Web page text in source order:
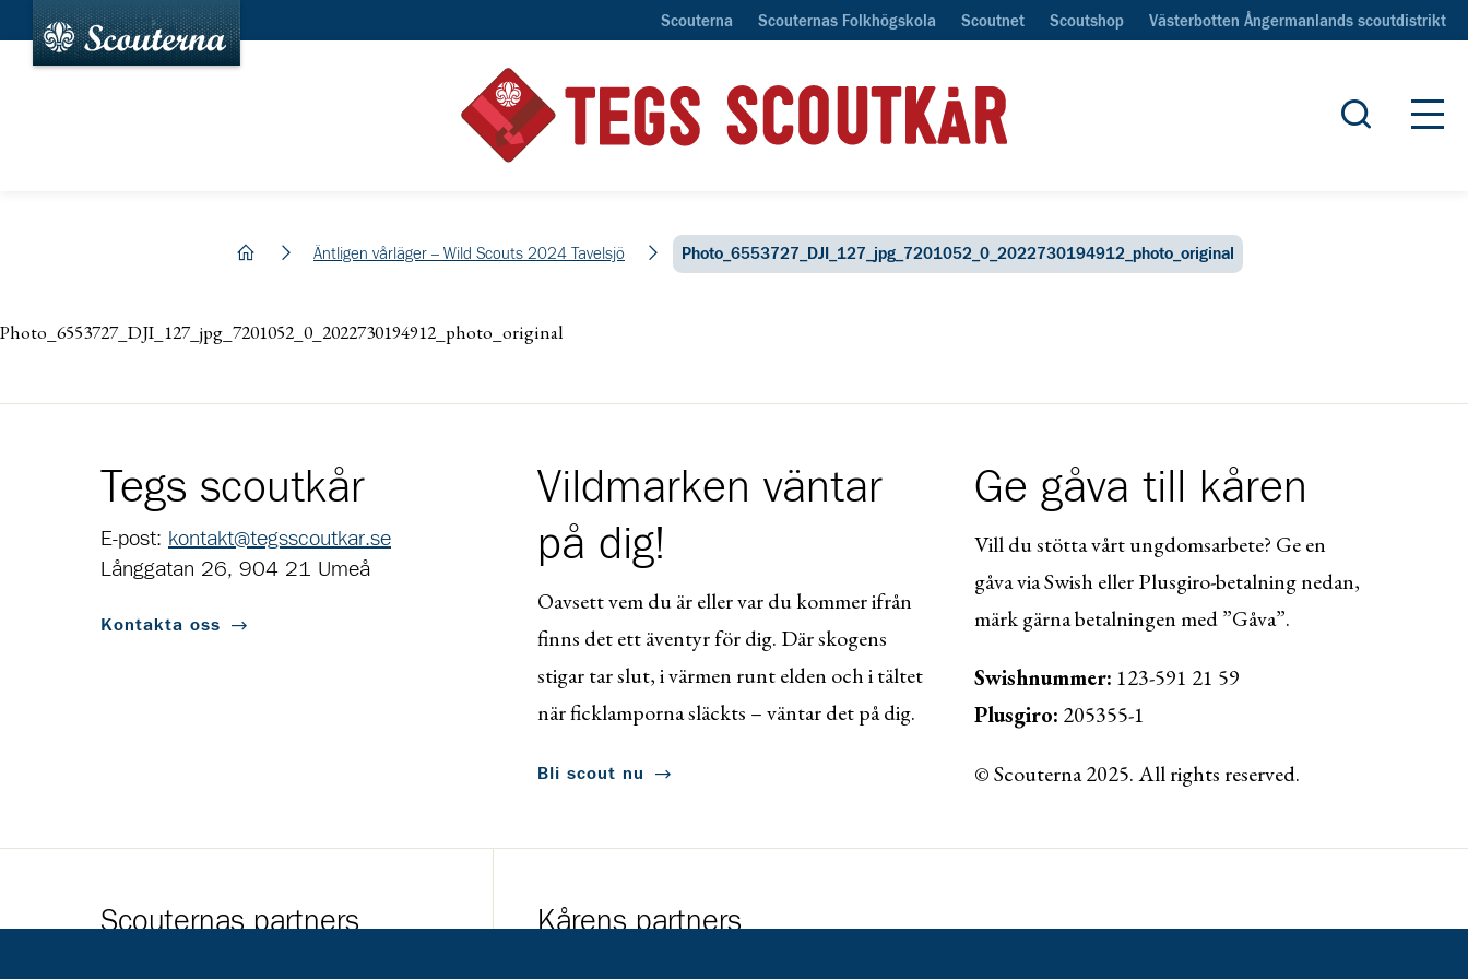
Scouterna Scouternas Folkhögskola Scoutnet Scoutshop Västerbotten Ångermanlands scoutdistrikt
Öppna
hem Äntligen vårläger – Wild Scouts 2024 Tavelsjö Photo_6553727_DJI_127_jpg_7201052_0_2022730194912_photo_original
Photo_6553727_DJI_127_jpg_7201052_0_2022730194912_photo_original
Tegs scoutkår
E-post: kontakt@tegsscoutkar.se
Långgatan 26, 904 21 Umeå
Kontakta oss
Vildmarken väntar
på dig!
Oavsett vem du är eller var du kommer ifrån
finns det ett äventyr för dig. Där skogens
stigar tar slut, i värmen runt elden och i tältet
när ficklamporna släckts – väntar det på dig.
Bli scout nu
Ge gåva till kåren
Vill du stötta vårt ungdomsarbete? Ge en
gåva via Swish eller Plusgiro-betalning nedan,
märk gärna betalningen med ”Gåva”.
Swishnummer: 123-591 21 59
Plusgiro: 205355-1
© Scouterna 2025. All rights reserved.
Scouternas partners Kårens partners